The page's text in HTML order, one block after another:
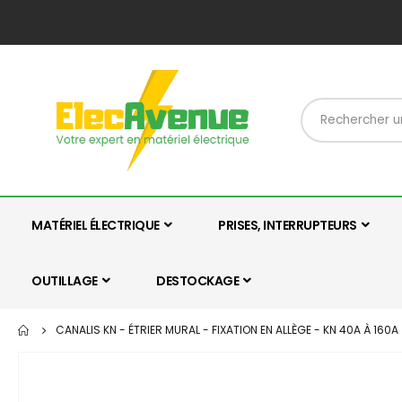
MATÉRIEL ÉLECTRIQUE PRISES, INTERRUPTEURS
OUTILLAGE DESTOCKAGE
CANALIS KN - ÉTRIER MURAL - FIXATION EN ALLÈGE - KN 40A À 160A